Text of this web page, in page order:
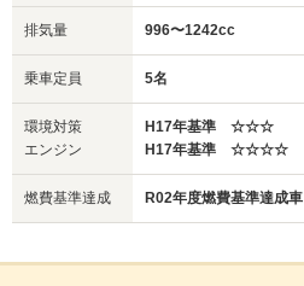
排気量 996〜1242cc
乗車定員 5名
環境対策
エンジン
H17年基準 ☆☆☆
H17年基準 ☆☆☆☆
燃費基準達成 R02年度燃費基準達成車